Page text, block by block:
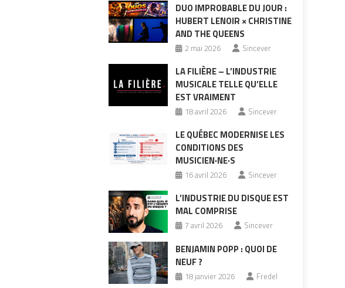
DUO IMPROBABLE DU JOUR :
HUBERT LENOIR × CHRISTINE
AND THE QUEENS
2 mai 2026 Sincever
LA FILIÈRE – L’INDUSTRIE
MUSICALE TELLE QU’ELLE
EST VRAIMENT
18 avril 2026 Sincever
LE QUÉBEC MODERNISE LES
CONDITIONS DES
MUSICIEN·NE·S
16 avril 2026 Sincever
L’INDUSTRIE DU DISQUE EST
MAL COMPRISE
7 avril 2026 Sincever
BENJAMIN POPP : QUOI DE
NEUF ?
18 janvier 2026 Fredel